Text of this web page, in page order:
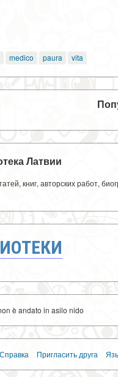
medico paura vita
Латвии
книг, авторских работ,
è andato in asilo nido
Справка Пригласить друга